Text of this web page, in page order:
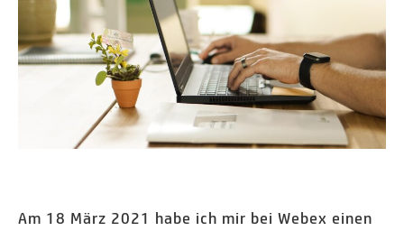
Am 18 März 2021 habe ich mir bei Webex einen